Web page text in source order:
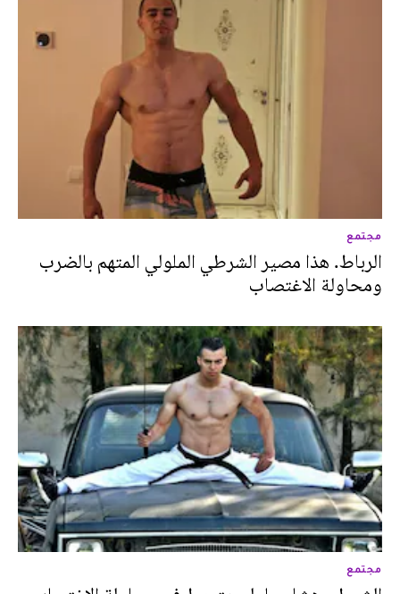
مجتمع
الرباط. هذا مصير الشرطي الملولي المتهم بالضرب
ومحاولة الاغتصاب
مجتمع